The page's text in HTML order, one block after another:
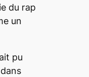
du rap
un
pu
dans